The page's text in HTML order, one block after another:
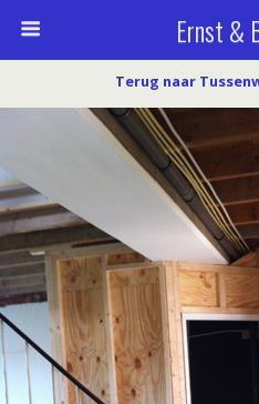
Ernst &
Terug naar